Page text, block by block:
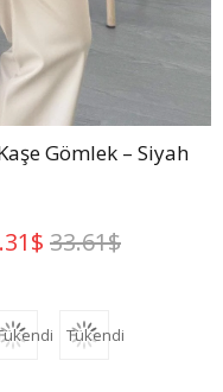
Gömlek – Siyah
33.61$
Tükendi